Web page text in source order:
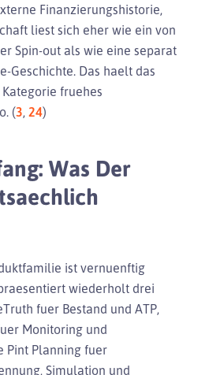
Finanzierungshistorie,
liest sich eher wie ein von
Spin-out als wie eine separat
Geschichte. Das haelt das
fruehes
(3, 24)
Was Der
ist vernuenftig
wiederholt drei
fuer Bestand und ATP,
Monitoring und
Pint Planning fuer
Simulation und